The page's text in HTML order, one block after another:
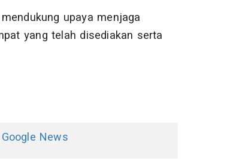
upaya menjaga
yang telah disediakan serta
Google News